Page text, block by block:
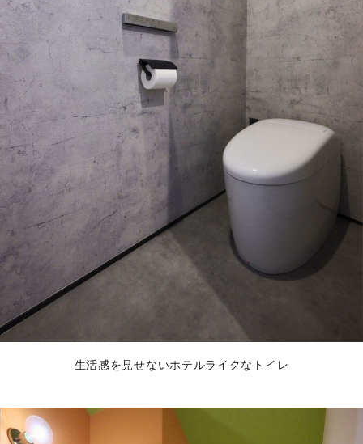
生活感を見せないホテルライクなトイレ